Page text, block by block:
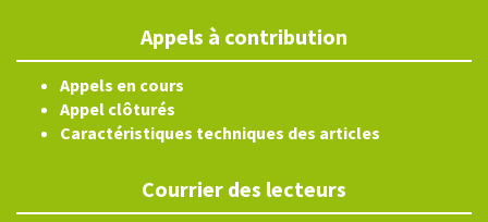
Appels à contribution
Appels en cours
Appel clôturés
Caractéristiques techniques des articles
Courrier des lecteurs